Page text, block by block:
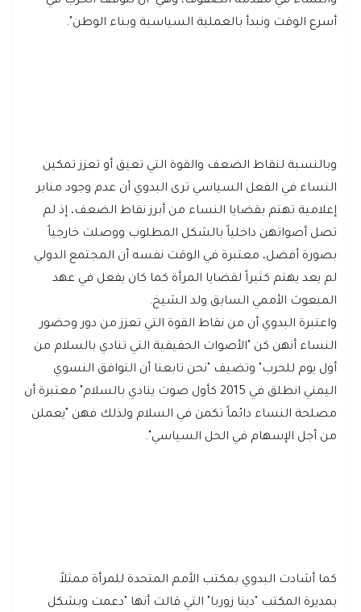
أسرع الوقت ونبدأ بالعملية السياسية وبناء الوطن".
وبالنسبة لنقاط الضعف والقوة التي تعيق أو تعزز تمكين
النساء في الفعل السياسي ترى البدوي أن عدم وجود منابر
إعلامية تهتم بقضايا النساء من أبرز نقاط الضعف، إذ لم
تصل أصواتهن داخلياً بالشكل المطلوب ووصلت خارجياً
بصورة أفضل، معتبرة في الوقت نفسه أن المجتمع الدولي
لم يعد يهتم كثيراً لقضايا المرأة كما كان يفعل في عهد
المبعوث الأممي السابق ولد الشيخ.
واعتبرة البدوي أن من نقاط القوة التي تعزز من دور وحضور
النساء أنهن كن "الأصوات الحقيقية التي تنادي بالسلام من
أول يوم للحرب" وتضيف "نحن تابعنا أن التوافق النسوي
اليمني انطلق في 2015 كأول صوت ينادي بالسلام" معتبرة أن
مصلحة النساء دائماً تكمن في السلام ولذلك فهن "يعملن
من أجل الإسهام في الحل السياسي".
كما أشادت البدوي بمكتب الأمم المتحدة للمرأة ممثلاً
بمديرة المكتب "دينا زوربا" التي قالت أنها "دعمت وبشكل